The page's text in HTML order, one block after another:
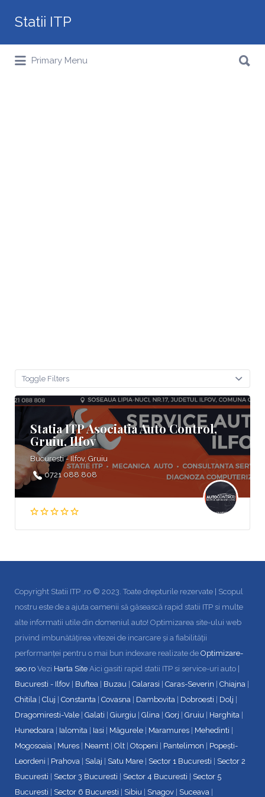
Statii ITP
for:
Primary Menu
for:
Toggle Filters
Statia ITP Asociatia Auto Control,
Gruiu, Ilfov
Bucuresti - Ilfov, Gruiu
0721 088 808
Copyright Statii ITP .ro © 2023. Toate drepturile rezervate | Scopul
nostru este de a ajuta oamenii să găsească rapid statii ITP si multe
alte informatii utile din domeniul auto! Optimizarea site-ului web
privind imbunătățirea vitezei de incarcare și a fiabilității
performanței pentru o mai bun indexare realizate de Optimizare-
seo.ro Vezi Harta Site Aici gasiti rapid statii ITP si service-uri auto |
Bucuresti - Ilfov | Buftea | Buzau | Calarasi | Caras-Severin | Chiajna |
Chitila | Cluj | Constanta | Covasna | Dambovita | Dobroesti | Dolj |
Dragomiresti-Vale | Galati | Giurgiu | Glina | Gorj | Gruiu | Harghita |
Hunedoara | Ialomita | Iasi | Măgurele | Maramures | Mehedinti |
Mogosoaia | Mures | Neamt | Olt | Otopeni | Pantelimon | Popești-
Leordeni | Prahova | Salaj | Satu Mare | Sector 1 Bucuresti | Sector 2
Bucuresti | Sector 3 Bucuresti | Sector 4 Bucuresti | Sector 5
Bucuresti | Sector 6 Bucuresti | Sibiu | Snagov | Suceava |